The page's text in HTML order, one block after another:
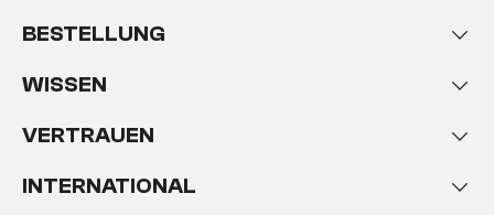
BESTELLUNG
WISSEN
VERTRAUEN
INTERNATIONAL